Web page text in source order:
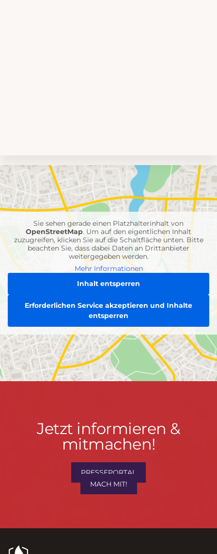
Umgebungskarte
mit
Feuerwehr-
Einheiten
Sie sehen gerade einen Platzhalterinhalt von
OpenStreetMap. Um auf den eigentlichen Inhalt
zuzugreifen, klicken Sie auf die Schaltfläche unten. Bitte
beachten Sie, dass dabei Daten an Drittanbieter
weitergegeben werden.
Mehr Informationen
Inhalt entsperren
Erforderlichen Service akzeptieren und Inhalte
entsperren
Jetzt
informieren
mitmachen!
Jetzt informieren &
mitmachen!
PRESSEPORTAL
MACH MIT!